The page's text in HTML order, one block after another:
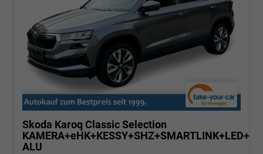
Skoda Karoq Classic Selection
ALU